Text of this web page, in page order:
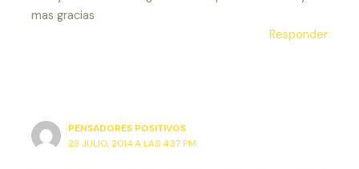
mas gracias
Responder
PENSADORES POSITIVOS
23 JULIO, 2014 A LAS 4:37 PM